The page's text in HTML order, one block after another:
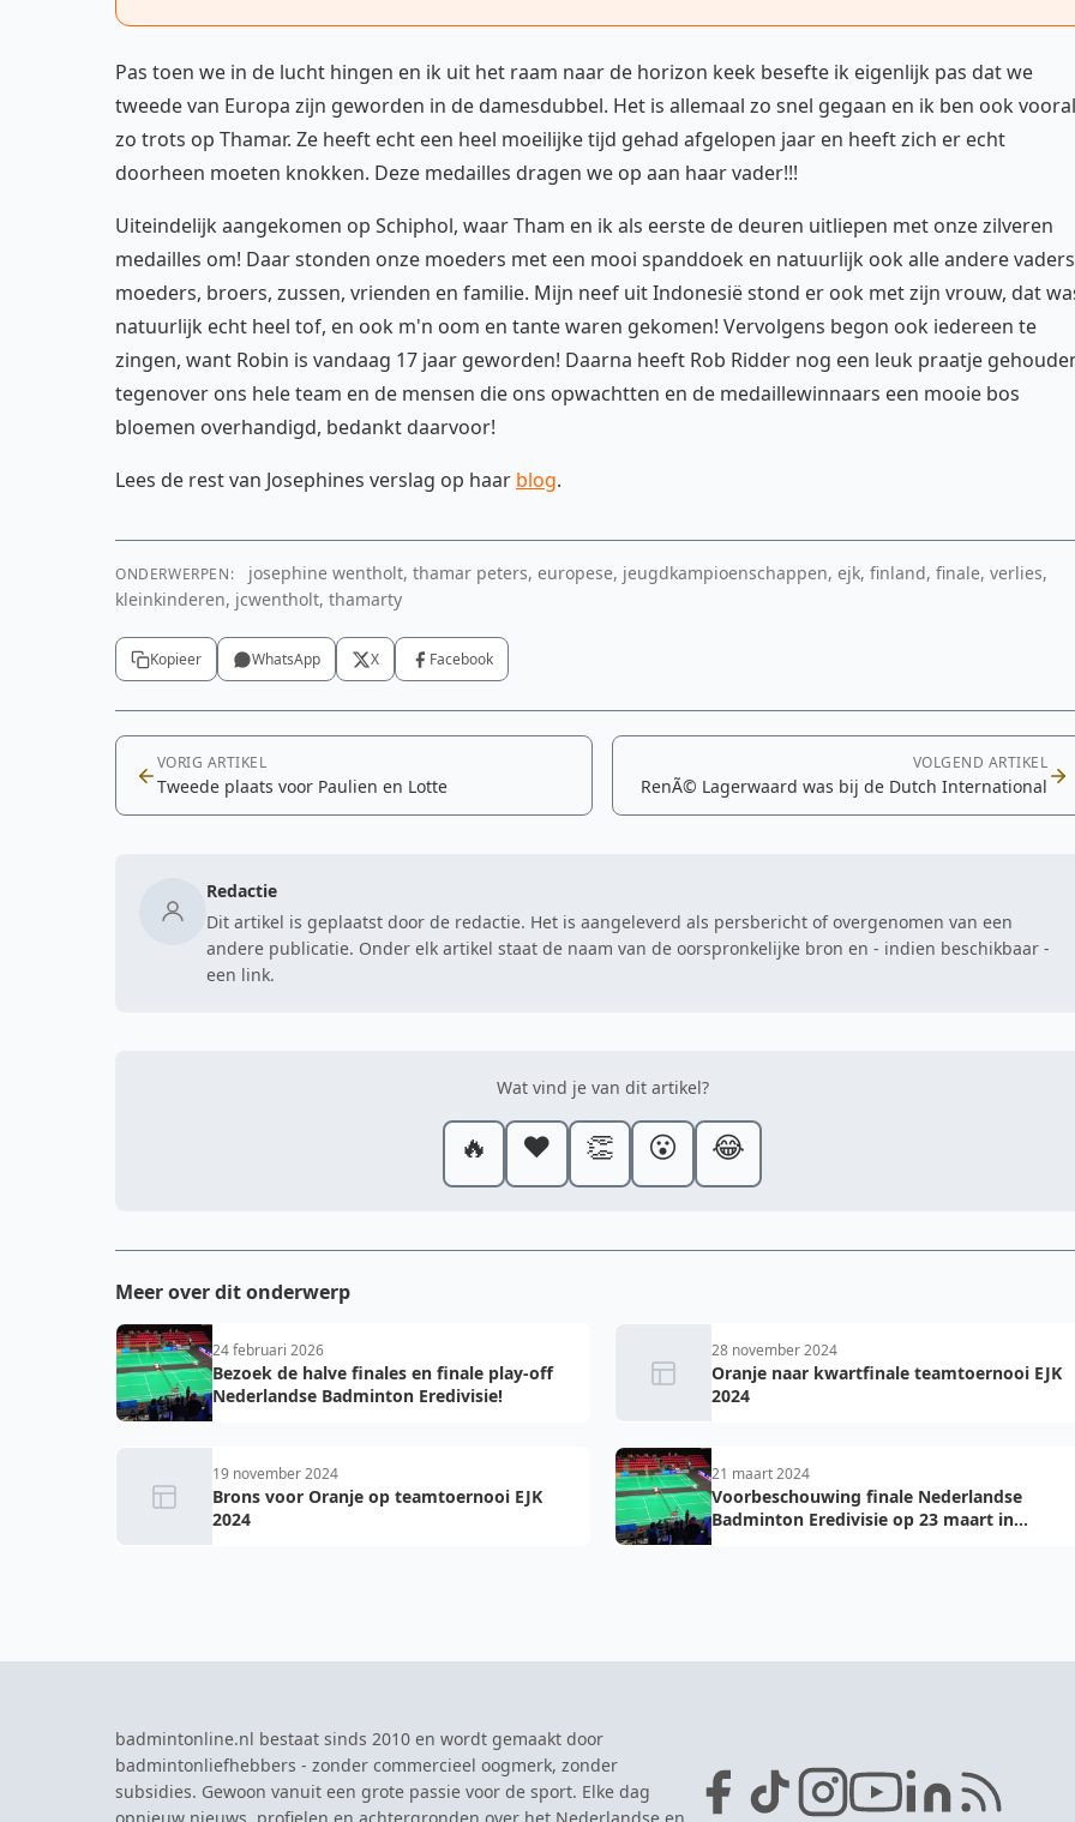
Pas toen we in de lucht hingen en ik uit het raam naar de horizon keek besefte ik eigenlijk pas dat we
tweede van Europa zijn geworden in de damesdubbel. Het is allemaal zo snel gegaan en ik ben ook vooral
zo trots op Thamar. Ze heeft echt een heel moeilijke tijd gehad afgelopen jaar en heeft zich er echt
doorheen moeten knokken. Deze medailles dragen we op aan haar vader!!!
Uiteindelijk aangekomen op Schiphol, waar Tham en ik als eerste de deuren uitliepen met onze zilveren
medailles om! Daar stonden onze moeders met een mooi spanddoek en natuurlijk ook alle andere
moeders, broers, zussen, vrienden en familie. Mijn neef uit Indonesië stond er ook met zijn vrouw, dat
natuurlijk echt heel tof, en ook m'n oom en tante waren gekomen! Vervolgens begon ook iedereen te
zingen, want Robin is vandaag 17 jaar geworden! Daarna heeft Rob Ridder nog een leuk praatje
tegenover ons hele team en de mensen die ons opwachtten en de medaillewinnaars een mooie bos
bloemen overhandigd, bedankt daarvoor!
Lees de rest van Josephines verslag op haar blog.
ONDERWERPEN:
josephine wentholt, thamar peters, europese, jeugdkampioenschappen, ejk, finland, finale, verlies,
kleinkinderen, jcwentholt, thamarty
Kopieer WhatsApp X Facebook
VORIG ARTIKEL
Tweede plaats voor Paulien en Lotte
VOLGEND ARTIKEL
RenÃ© Lagerwaard was bij de Dutch International
Redactie
Dit artikel is geplaatst door de redactie. Het is aangeleverd als persbericht of overgenomen van een
andere publicatie. Onder elk artikel staat de naam van de oorspronkelijke bron en - indien beschikbaar -
een link.
Wat vind je van dit artikel?
🔥 ❤️ 👏 😮 😂
Meer over dit onderwerp
24 februari 2026
Bezoek de halve finales en finale play-off
Nederlandse Badminton Eredivisie!
28 november 2024
Oranje naar kwartfinale teamtoernooi EJK
2024
19 november 2024
Brons voor Oranje op teamtoernooi EJK
2024
21 maart 2024
Voorbeschouwing finale Nederlandse
Badminton Eredivisie op 23 maart in
badmintonline.nl bestaat sinds 2010 en wordt gemaakt door
badmintonliefhebbers - zonder commercieel oogmerk, zonder
subsidies. Gewoon vanuit een grote passie voor de sport. Elke dag